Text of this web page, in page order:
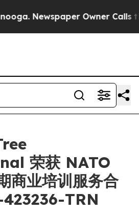
Newspaper Owner Calls
荣获 NATO
商业培训服务合
TRN